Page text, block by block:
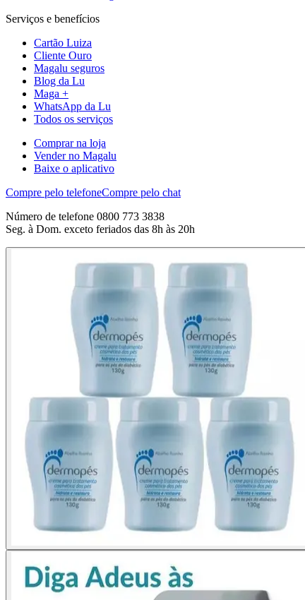
Serviços e benefícios
Cartão Luiza
Cliente Ouro
Magalu seguros
Blog da Lu
Maga +
WhatsApp da Lu
Todos os serviços
Comprar na loja
Vender no Magalu
Baixe o aplicativo
Compre pelo telefoneCompre pelo chat
Número de telefone 0800 773 3838
Seg. à Dom. exceto feriados das 8h às 20h